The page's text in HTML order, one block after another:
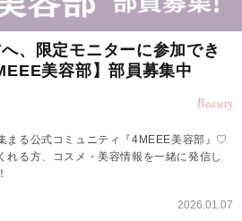
、限定モニターに参加でき
美容部】部員募集中
Beauty
まる公式コミュニティ『4MEEE美容部』♡
れる方、コスメ・美容情報を一緒に発信し
2026.01.07